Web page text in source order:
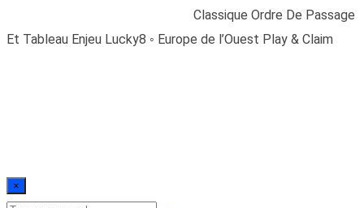
Classique Ordre De Passage
Et Tableau Enjeu Lucky8 ◦ Europe de l’Ouest Play & Claim
×